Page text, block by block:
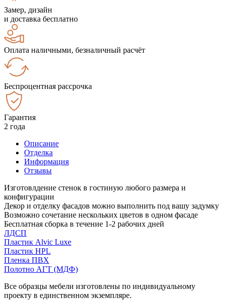
Замер, дизайн
и доставка бесплатно
Оплата наличными, безналичный расчёт
Беспроцентная рассрочка
Гарантия
2 года
Описание
Отделка
Информация
Отзывы
Изготовлдение стенок в гостиную любого размера и
конфигурации
Декор и отделку фасадов можно выполнить под вашу задумку
Возможно сочетание нескольких цветов в одном фасаде
Бесплатная сборка в течение 1-2 рабочих дней
ЛДСП
Пластик Alvic Luxe
Пластик HPL
Пленка ПВХ
Полотно АГТ (МДФ)
Все образцы мебели изготовлены по индивидуальному
проекту в единственном экземпляре.